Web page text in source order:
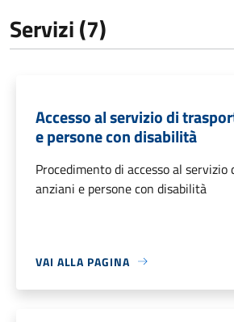
Servizi (7)
Accesso al servizio di
e persone con disabilità
Procedimento di accesso al
anziani e persone con disabilità
VAI ALLA PAGINA